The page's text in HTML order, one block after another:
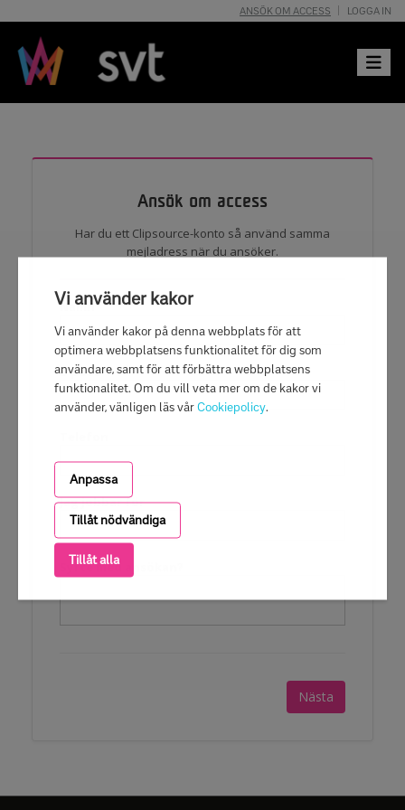
Vi använder kakor
Vi använder kakor på denna webbplats för att
optimera webbplatsens funktionalitet för dig som
användare, samt för att förbättra webbplatsens
funktionalitet. Om du vill veta mer om de kakor vi
använder, vänligen läs vårCookiepolicy.
Anpassa
Tillåt nödvändiga
Tillåt alla
ANSÖK OM ACCESS LOGGA IN
Toggle
Ansök om access
Har du ett Clipsource-konto så använd samma
mejladress när du ansöker.
Namn
E-post
Jag jobbar för
Syfte med ansökan?
Nästa